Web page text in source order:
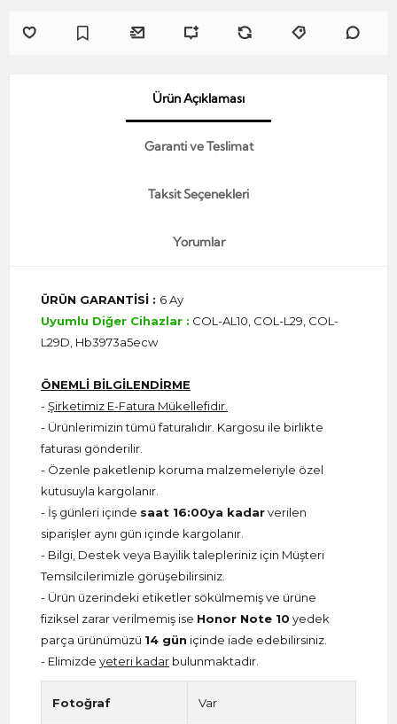
Ürün Açıklaması
Garanti ve Teslimat
Taksit Seçenekleri
Yorumlar
ÜRÜN GARANTİSİ : 6 Ay
Uyumlu Diğer Cihazlar : COL-AL10, COL-L29, COL-
L29D, Hb3973a5ecw
ÖNEMLİ BİLGİLENDİRME
-Şirketimiz E-Fatura Mükellefidir.
- Ürünlerimizin tümü faturalıdır. Kargosu ile birlikte
faturası gönderilir.
- Özenle paketlenip koruma malzemeleriyle özel
kutusuyla kargolanır.
- İş günleri içinde saat 16:00ya kadarverilen
siparişler aynı gün içinde kargolanır.
- Bilgi, Destek veya Bayilik talepleriniz için Müşteri
Temsilcilerimizle görüşebilirsiniz.
- Ürün üzerindeki etiketler sökülmemiş ve ürüne
fiziksel zarar verilmemiş ise Honor Note 10 yedek
parça ürünümüzü 14 gün içinde iade edebilirsiniz.
- Elimizde yeteri kadar bulunmaktadır.
Fotoğraf Var